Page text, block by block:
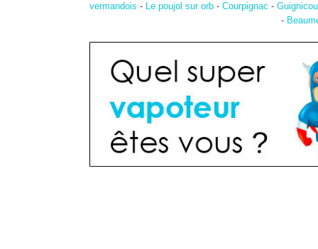
vermandois - Le poujol sur orb - Courpignac -
-